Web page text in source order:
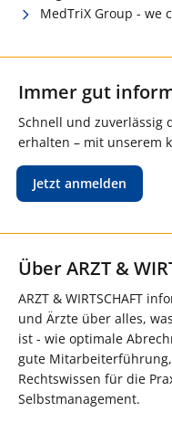
MedTriX Group - we
Immer gut
Schnell und zuverlässig
erhalten – mit unserem
Jetzt anmelden
Über ARZT &
ARZT & WIRTSCHAFT
und Ärzte über alles,
ist - wie optimale
gute
Rechtswissen für die
Selbstmanagement.